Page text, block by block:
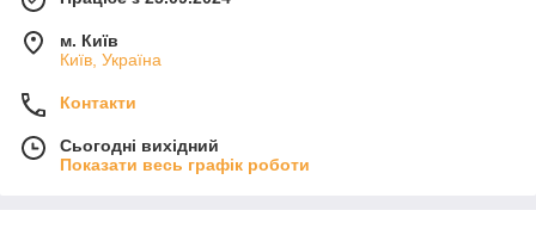
м. Київ
Київ, Україна
Контакти
Сьогодні вихідний
Показати весь графік роботи